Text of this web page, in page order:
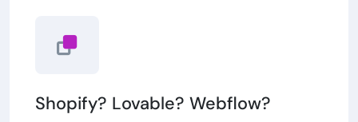
Shopify? Lovable? Webflow?